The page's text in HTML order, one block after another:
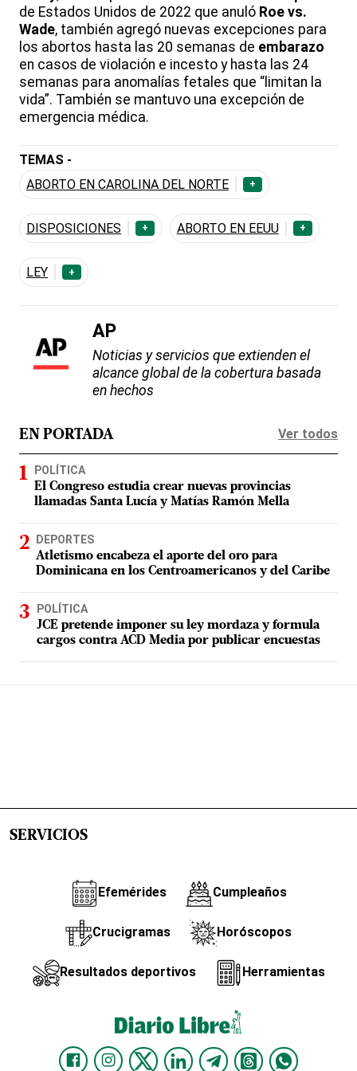
de Estados Unidos de 2022 que anuló Roe vs.
Wade, también agregó nuevas excepciones para
los abortos hasta las 20 semanas de embarazo
en casos de violación e incesto y hasta las 24
semanas para anomalías fetales que “limitan la
vida”. También se mantuvo una excepción de
emergencia médica.
TEMAS -
ABORTO EN CAROLINA DEL NORTE
+
DISPOSICIONES + ABORTO EN EEUU +
LEY +
AP
Noticias y servicios que extienden el
alcance global de la cobertura basada
en hechos
EN PORTADA Ver todos
POLÍTICA
El Congreso estudia crear nuevas provincias
llamadas Santa Lucía y Matías Ramón Mella
DEPORTES
Atletismo encabeza el aporte del oro para
Dominicana en los Centroamericanos y del Caribe
POLÍTICA
JCE pretende imponer su ley mordaza y formula
cargos contra ACD Media por publicar encuestas
SERVICIOS
Efemérides Cumpleaños
Crucigramas Horóscopos
Resultados deportivos Herramientas